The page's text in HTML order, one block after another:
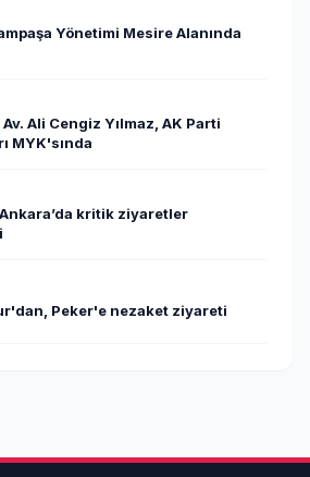
Yönetimi Mesire Alanında
Av. Ali Cengiz Yılmaz, AK Parti
MYK'sında
Ankara’da kritik ziyaretler
Peker'e nezaket ziyareti